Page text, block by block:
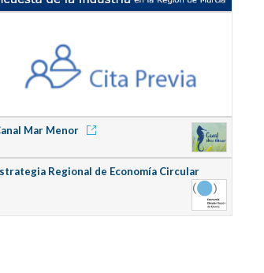
Mar Menor
Regional de Economía Circular